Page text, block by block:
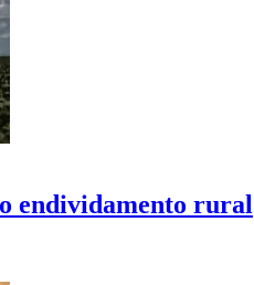
endividamento rural